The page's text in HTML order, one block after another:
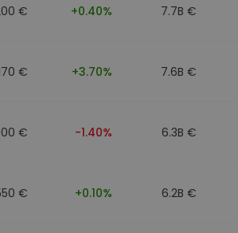
€ +0.40% 7.7B €
€ +3.70% 7.6B €
€ -1.40% 6.3B €
€ +0.10% 6.2B €